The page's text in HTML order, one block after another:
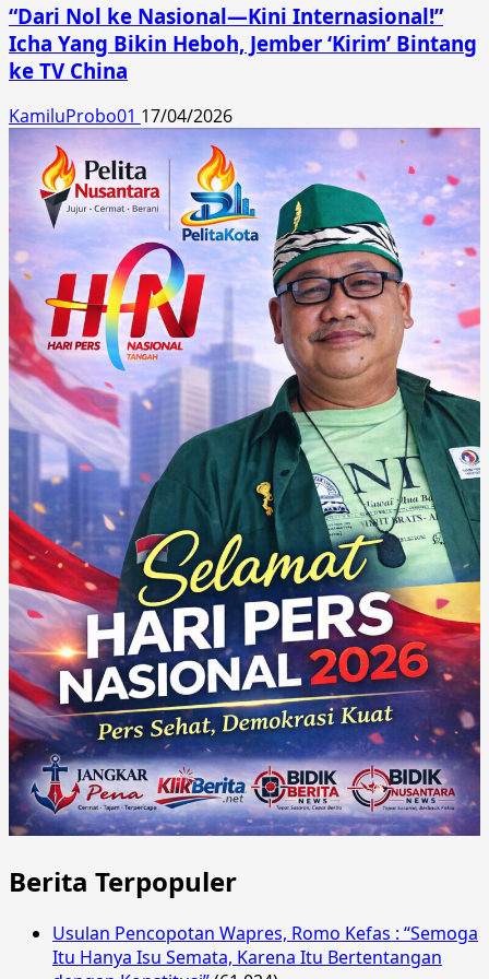
“Dari Nol ke Nasional—Kini Internasional!”
Icha Yang Bikin Heboh, Jember ‘Kirim’ Bintang
ke TV China
KamiluProbo01 17/04/2026
Berita Terpopuler
Usulan Pencopotan Wapres, Romo Kefas : “Semoga
Itu Hanya Isu Semata, Karena Itu Bertentangan